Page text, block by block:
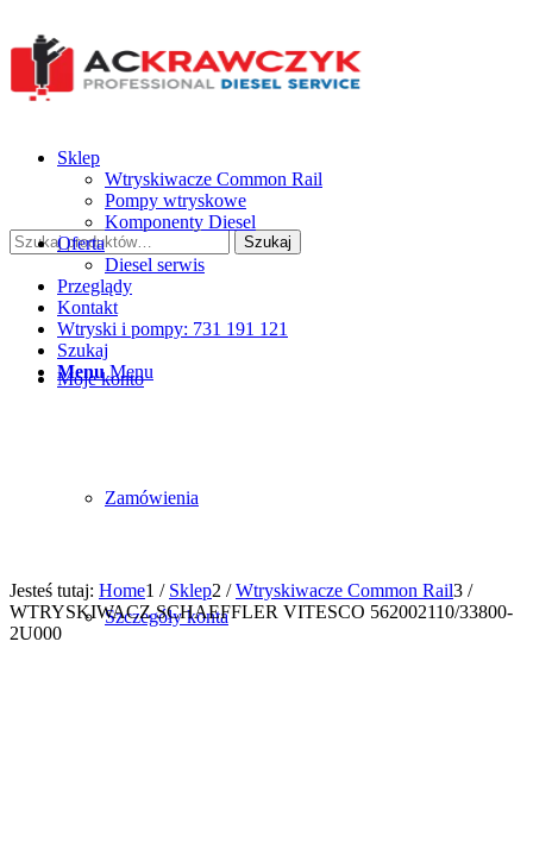
Szukaj: Szukaj
Moje konto
Zamówienia
Szczegóły konta
Sklep
Wtryskiwacze Common Rail
Pompy wtryskowe
Komponenty Diesel
Oferta
Diesel serwis
Przeglądy
Kontakt
Wtryski i pompy: 731 191 121
Szukaj
Menu Menu
Jesteś tutaj: Home1 / Sklep2 / Wtryskiwacze Common Rail3 /
WTRYSKIWACZ SCHAEFFLER VITESCO 562002110/33800-
2U000